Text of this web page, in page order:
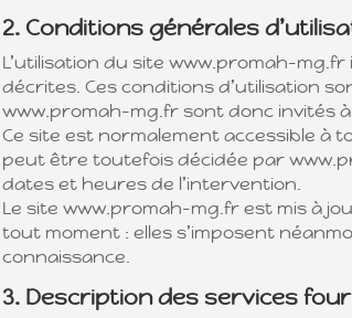
2. Conditions générales
L’utilisation du site www.promah-
décrites. Ces conditions d’utilisation
www.promah-mg.fr sont donc invités
Ce site est normalement accessible
peut être toutefois décidée par
dates et heures de l’intervention.
Le site www.promah-mg.fr est mis à
tout moment : elles s’imposent
connaissance.
3. Description des services